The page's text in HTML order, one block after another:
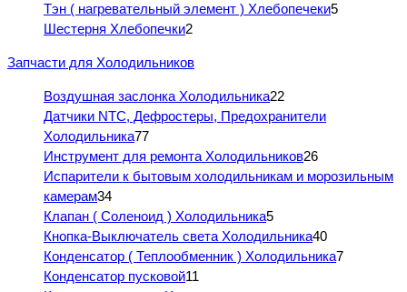
Тэн ( нагревательный элемент ) Хлебопечеки5
Шестерня Хлебопечки2
Запчасти для Холодильников
Воздушная заслонка Холодильника22
Датчики NTC, Дефростеры, Предохранители
Холодильника77
Инструмент для ремонта Холодильников26
Испарители к бытовым холодильникам и морозильным
камерам34
Клапан ( Соленоид ) Холодильника5
Кнопка-Выключатель света Холодильника40
Конденсатор ( Теплообменник ) Холодильника7
Конденсатор пусковой11